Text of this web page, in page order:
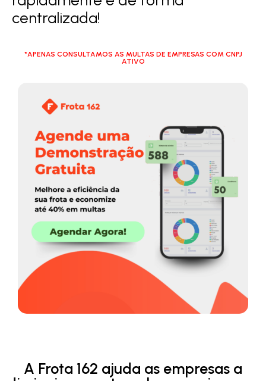
centralizada!
*APENAS CONSULTAMOS AS MULTAS DE EMPRESAS COM CNPJ
ATIVO
A Frota 162 ajuda as empresas a